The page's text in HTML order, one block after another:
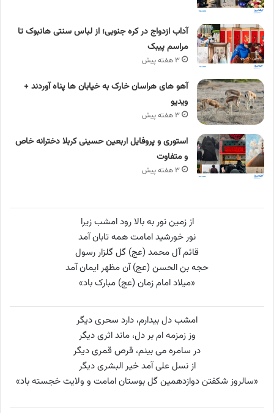
آداب ازدواج در کره جنوبی؛ از لباس سنتی هانبوک تا
مراسم پیبک
۳ هفته پیش
آهو های هراسان خارک به خیابان ها پناه آوردند +
ویدیو
۳ هفته پیش
استوری و پروفایل اربعین حسینی کربلا دخترانه خاص
و متفاوت
۳ هفته پیش
از زمین نور به بالا رود امشب زیرا
نور خورشید امامت همه تابان آمد
قائم آل محمد (عج) گل گلزار رسول
حجه بن الحسن (عج) آن مظهر ایمان آمد
«میلاد امام زمان (عج) مبارک باد»
امشب دل بیدارم، دارد سحری دیگر
وز زمزمه ام بر دل، ماند اثری دیگر
در سامره می بینم، قرص قمری دیگر
از نسل علی آمد خیر البشری دیگر
«سالروز شکفتن دوازدهمین گل بوستان امامت و ولایت خجسته باد»